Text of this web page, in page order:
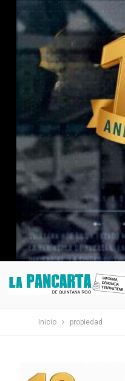
Inicio propiedad